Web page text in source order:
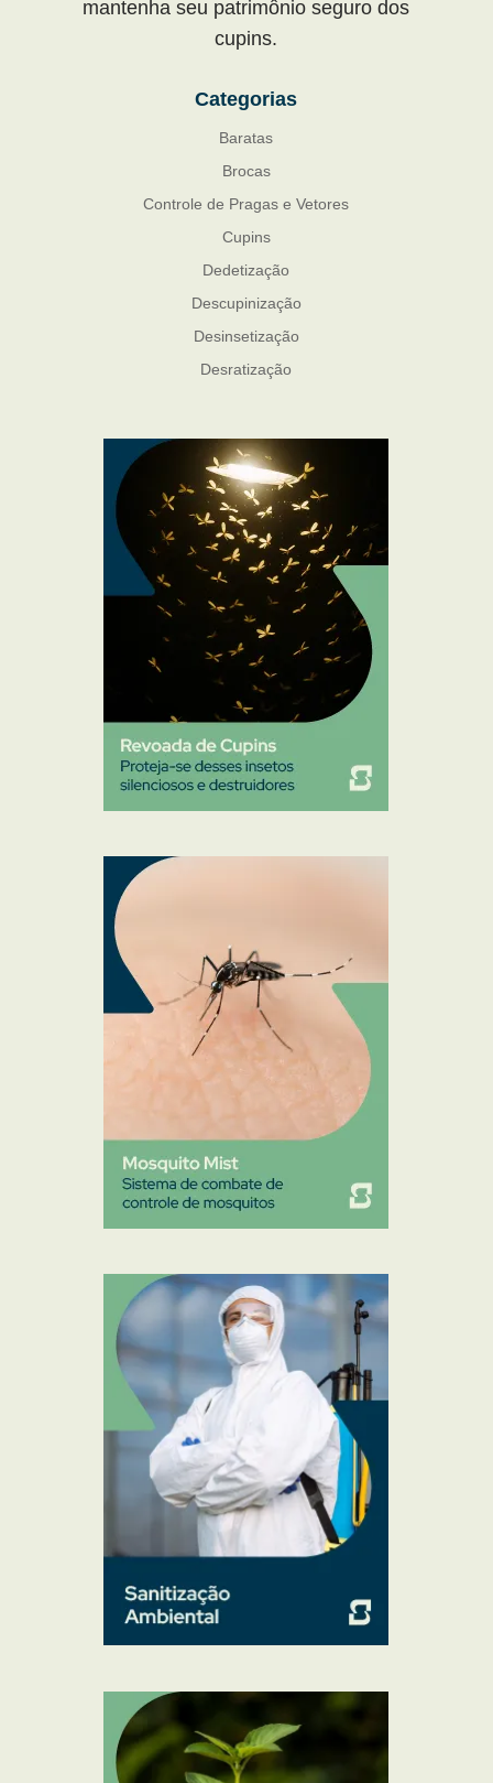
mantenha seu patrimônio seguro dos
cupins.
Categorias
Baratas
Brocas
Controle de Pragas e Vetores
Cupins
Dedetização
Descupinização
Desinsetização
Desratização
Mosquito Mist
Mosquitos
Percevejo de Cama
Pulgas e Carrapatos
Ratos
Sanitização
Traças